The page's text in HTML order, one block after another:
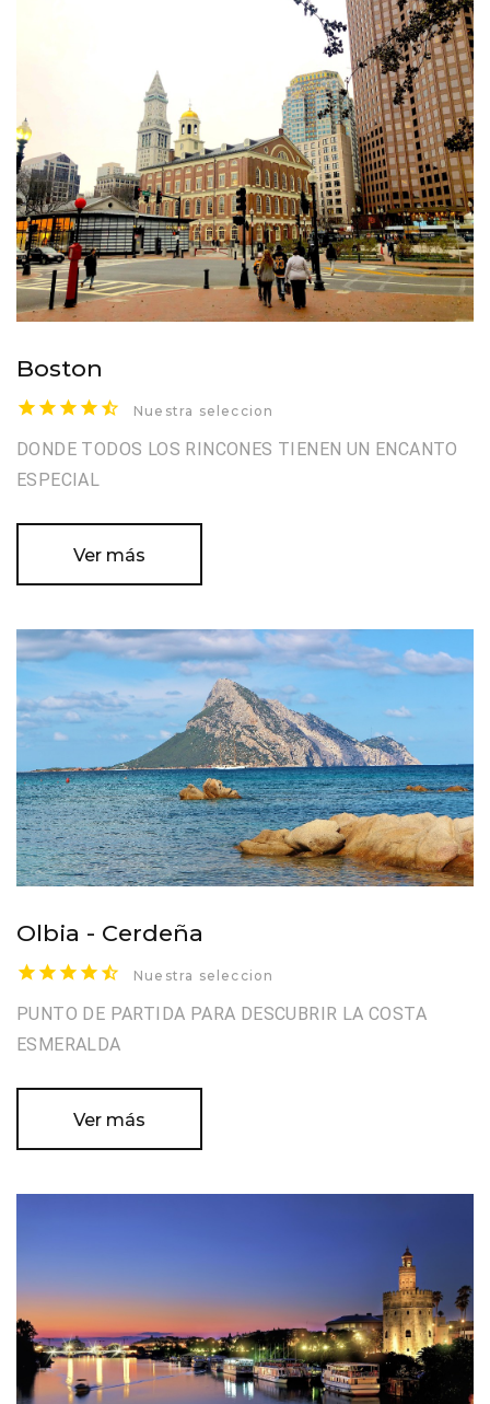
Boston
Nuestra seleccion
DONDE TODOS LOS RINCONES TIENEN UN ENCANTO
ESPECIAL
Ver más
Olbia - Cerdeña
Nuestra seleccion
PUNTO DE PARTIDA PARA DESCUBRIR LA COSTA
ESMERALDA
Ver más